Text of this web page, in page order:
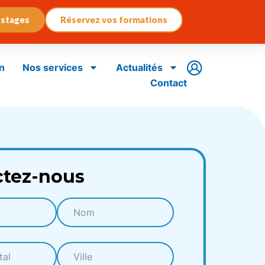
Réservez vos formations
Nos services
Actualités
Contact
nous